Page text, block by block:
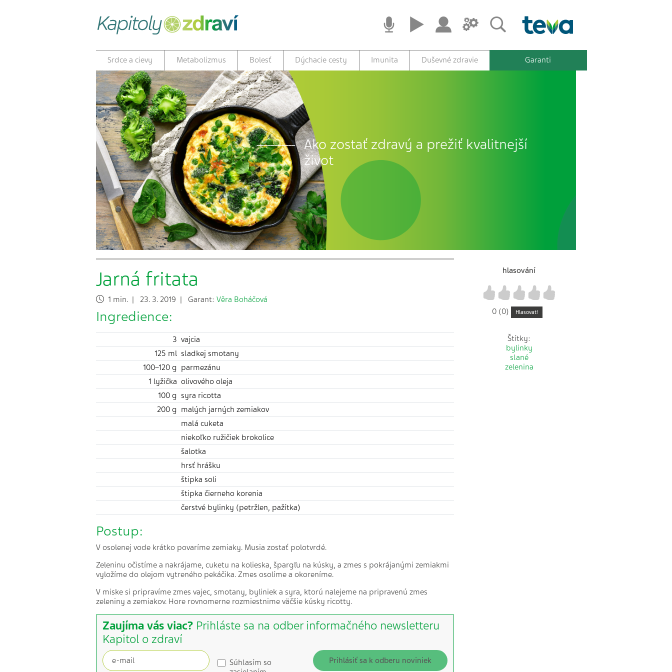
Srdce a cievy Metabolizmus Bolesť Dýchacie cesty Imunita Duševné zdravie Garanti
Ako zostať zdravý a prežiť kvalitnejší
život
Jarná fritata
1 min. | 23. 3. 2019 | Garant: Věra Boháčová
Ingredience:
3 vajcia
125 ml sladkej smotany
100–120 g parmezánu
1 lyžička olivového oleja​
100 g syra ricotta
200 g malých jarných zemiakov
malá cuketa​
niekoľko ružičiek brokolice
šalotka
hrsť hrášku
štipka soli​
štipka čierneho korenia
čerstvé bylinky (petržlen, pažítka) ​
Postup:
V osolenej vode krátko povaríme zemiaky. Musia zostať polotvrdé.
Zeleninu očistíme a nakrájame, cuketu na kolieska, špargľu na kúsky, a zmes s pokrájanými zemiakmi
vyložíme do olejom vytreného pekáčika. Zmes osolíme a okoreníme.
V miske si pripravíme zmes vajec, smotany, byliniek a syra, ktorú nalejeme na pripravenú zmes
zeleniny a zemiakov. Hore rovnomerne rozmiestnime väčšie kúsky ricotty.
Zaujíma vás viac? Prihláste sa na odber informačného newsletteru
Kapitol o zdraví
Súhlasím so
Prihlásiť sa k odberu noviniek
hlasování
4
3
2
1
0 (0) Hlasovat!
Štítky:
bylinky
slané
zelenina